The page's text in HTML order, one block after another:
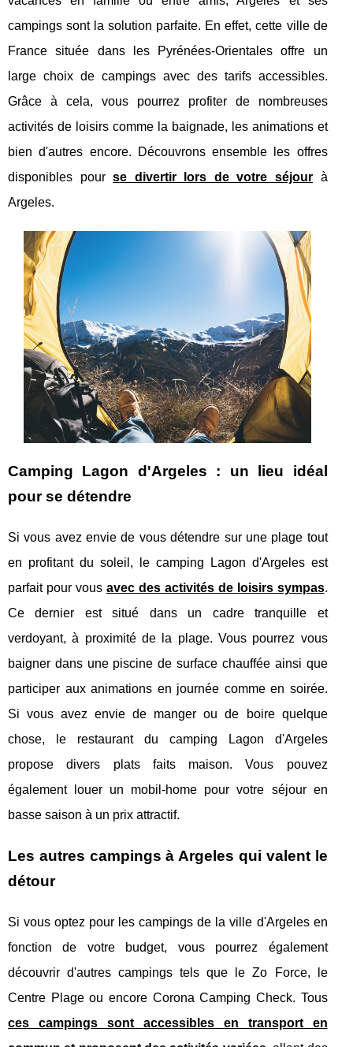
campings sont la solution parfaite. En effet, cette ville de
France située dans les Pyrénées-Orientales offre un
large choix de campings avec des tarifs accessibles.
Grâce à cela, vous pourrez profiter de nombreuses
activités de loisirs comme la baignade, les animations et
bien d'autres encore. Découvrons ensemble les offres
disponibles pourse divertir lors de votre séjour à
Argeles.
Camping Lagon d'Argeles : un lieu idéal
pour se détendre
Si vous avez envie de vous détendre sur une plage tout
en profitant du soleil, le camping Lagon d'Argeles est
parfait pour vous avec des activités de loisirs sympas.
Ce dernier est situé dans un cadre tranquille et
verdoyant, à proximité de la plage. Vous pourrez vous
baigner dans une piscine de surface chauffée ainsi que
participer aux animations en journée comme en soirée.
Si vous avez envie de manger ou de boire quelque
chose, le restaurant du camping Lagon d'Argeles
propose divers plats faits maison. Vous pouvez
également louer un mobil-home pour votre séjour en
basse saison à un prix attractif.
Les autres campings à Argeles qui valent le
détour
Si vous optez pour les campings de la ville d'Argeles en
fonction de votre budget, vous pourrez également
découvrir d'autres campings tels que le Zo Force, le
Centre Plage ou encore Corona Camping Check. Tous
ces campings sont accessibles en transport en